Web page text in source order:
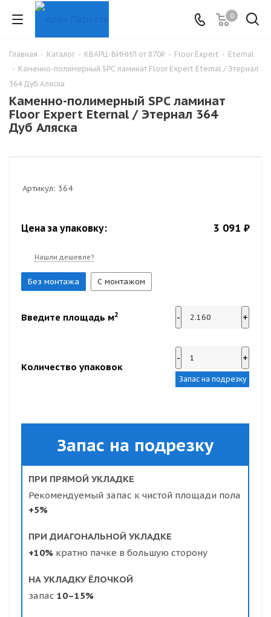
0
Главная - Каталог - КВАРЦ-ВИНИЛ от 870₽ - Floor Expert - Eternal
- Каменно-полимерный SPC ламинат Floor Expert Eternal / Этернал
364 Дуб Аляска
Каменно-полимерный SPC ламинат
Floor Expert Eternal / Этернал 364
Дуб Аляска
Артикул: 364
Цена за упаковку: 3 091 ₽
Нашли дешевле?
Без монтажа С монтажом
Введите площадь м2 - +
Количество упаковок
- +
Запас на подрезку
Запас на подрезку
ПРИ ПРЯМОЙ УКЛАДКЕ
Рекомендуемый запас к чистой площади пола
+5%
ПРИ ДИАГОНАЛЬНОЙ УКЛАДКЕ
+10% кратно пачке в большую сторону
НА УКЛАДКУ ЁЛОЧКОЙ
запас 10–15%